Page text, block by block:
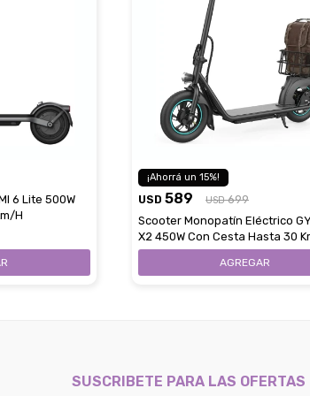
6 Lite 500W
H
15
USD 589 USD 699
Scooter Monopatín Eléctrico
X2 450W Con Cesta Hasta 30
SUSCRIBETE PARA LAS OFERTAS